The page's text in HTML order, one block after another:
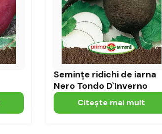
Semințe ridichi de iarna
Nero Tondo D`Inverno
Citeşte mai mult